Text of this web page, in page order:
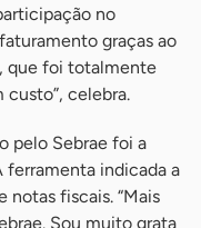
no
graças ao
que foi totalmente
celebra.
pelo Sebrae foi a
ferramenta indicada a
notas fiscais. “Mais
Sou muito grata